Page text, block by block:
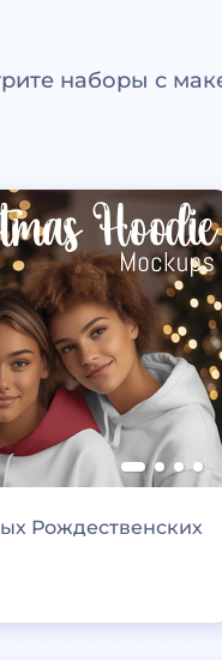
наборы с
Рождественских